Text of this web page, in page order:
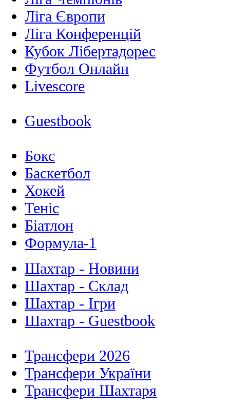
Ліга Європи
Ліга Конференцій
Кубок Лібертадорес
Футбол Онлайн
Livescore
Guestbook
Бокс
Баскетбол
Хокей
Теніс
Біатлон
Формула-1
Шахтар - Новини
Шахтар - Склад
Шахтар - Ігри
Шахтар - Guestbook
Трансфери 2026
Трансфери України
Трансфери Шахтаря